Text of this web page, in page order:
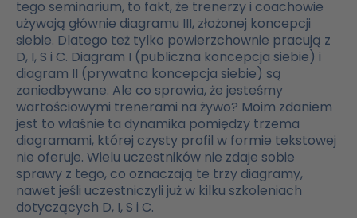
tego seminarium, to fakt, że trenerzy i coachowie
używają głównie diagramu III, złożonej koncepcji
siebie. Dlatego też tylko powierzchownie pracują z
D, I, S i C. Diagram I (publiczna koncepcja siebie) i
diagram II (prywatna koncepcja siebie) są
zaniedbywane. Ale co sprawia, że jesteśmy
wartościowymi trenerami na żywo? Moim zdaniem
jest to właśnie ta dynamika pomiędzy trzema
diagramami, której czysty profil w formie tekstowej
nie oferuje. Wielu uczestników nie zdaje sobie
sprawy z tego, co oznaczają te trzy diagramy,
nawet jeśli uczestniczyli już w kilku szkoleniach
dotyczących D, I, S i C.